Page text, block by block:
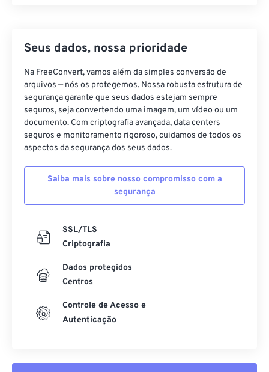
Seus dados, nossa prioridade
Na FreeConvert, vamos além da simples conversão de
arquivos — nós os protegemos. Nossa robusta estrutura de
segurança garante que seus dados estejam sempre
seguros, seja convertendo uma imagem, um vídeo ou um
documento. Com criptografia avançada, data centers
seguros e monitoramento rigoroso, cuidamos de todos os
aspectos da segurança dos seus dados.
Saiba mais sobre nosso compromisso com a
segurança
SSL/TLS
Criptografia
Dados protegidos
Centros
Controle de Acesso e
Autenticação